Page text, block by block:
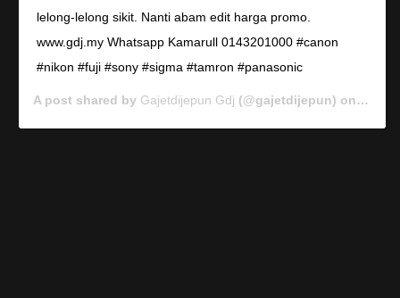
lelong-lelong sikit. Nanti abam edit harga promo.
www.gdj.my Whatsapp Kamarull 0143201000 #canon
#nikon #fuji #sony #sigma #tamron #panasonic
A post shared by Gajetdijepun Gdj (@gajetdijepun) on Jan 7,